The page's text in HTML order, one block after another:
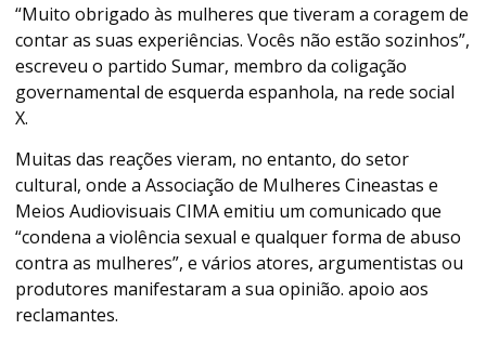
“Muito obrigado às mulheres que tiveram a coragem de
contar as suas experiências. Vocês não estão sozinhos”,
escreveu o partido Sumar, membro da coligação
governamental de esquerda espanhola, na rede social
X.
Muitas das reações vieram, no entanto, do setor
cultural, onde a Associação de Mulheres Cineastas e
Meios Audiovisuais CIMA emitiu um comunicado que
“condena a violência sexual e qualquer forma de abuso
contra as mulheres”, e vários atores, argumentistas ou
produtores manifestaram a sua opinião. apoio aos
reclamantes.